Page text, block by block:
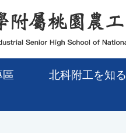
區 北科附工を知る